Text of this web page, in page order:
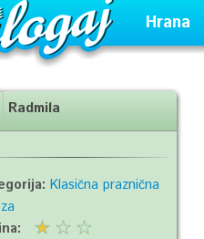
Hrana
Radmila
Klasična praznična